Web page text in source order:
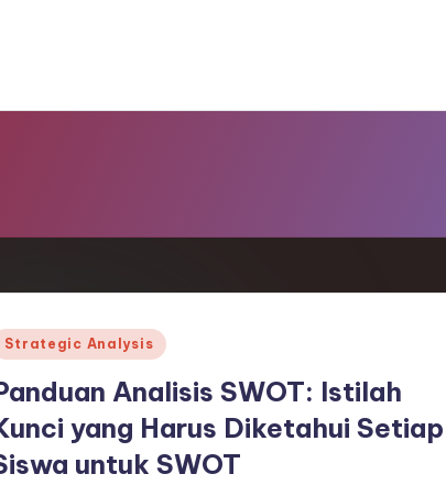
Strategic Analysis
Analisis SWOT: Istilah
yang Harus Diketahui Setiap
untuk SWOT